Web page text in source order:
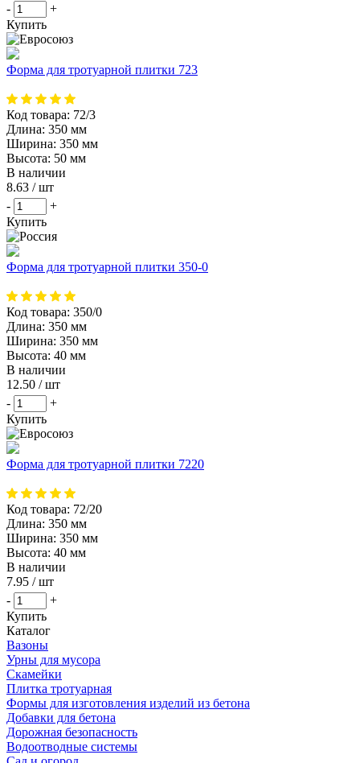
-
+
Купить
Форма для тротуарной плитки 723
Код товара: 72/3
Длина: 350 мм
Ширина: 350 мм
Высота: 50 мм
В наличии
8.63 / шт
-
+
Купить
Форма для тротуарной плитки 350-0
Код товара: 350/0
Длина: 350 мм
Ширина: 350 мм
Высота: 40 мм
В наличии
12.50 / шт
-
+
Купить
Форма для тротуарной плитки 7220
Код товара: 72/20
Длина: 350 мм
Ширина: 350 мм
Высота: 40 мм
В наличии
7.95 / шт
-
+
Купить
Каталог
Вазоны
Урны для мусора
Скамейки
Плитка тротуарная
Формы для изготовления изделий из бетона
Добавки для бетона
Дорожная безопасность
Водоотводные системы